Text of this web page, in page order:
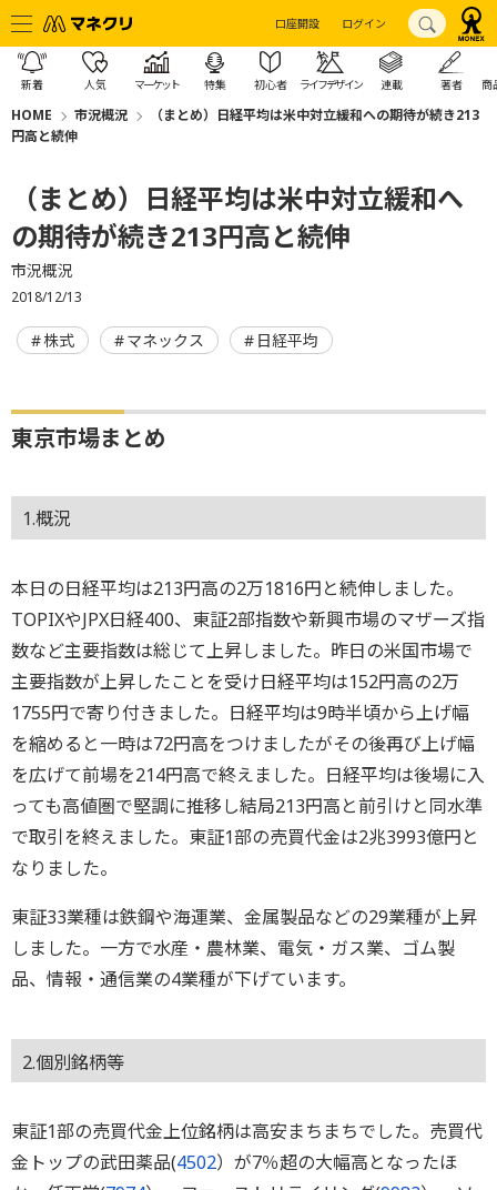
口座開設 ログイン
新着 人気 マーケット 特集 初心者 ライフデザイン 連載 著者 商
HOME 市況概況
（まとめ）日経平均は米中対立緩和への期待が続き213
円高と続伸
（まとめ）日経平均は米中対立緩和へ
の期待が続き213円高と続伸
市況概況
2018/12/13
株式 マネックス 日経平均
東京市場まとめ
1.概況
本日の日経平均は213円高の2万1816円と続伸しました。
TOPIXやJPX日経400、東証2部指数や新興市場のマザーズ指
数など主要指数は総じて上昇しました。昨日の米国市場で
主要指数が上昇したことを受け日経平均は152円高の2万
1755円で寄り付きました。日経平均は9時半頃から上げ幅
を縮めると一時は72円高をつけましたがその後再び上げ幅
を広げて前場を214円高で終えました。日経平均は後場に入
っても高値圏で堅調に推移し結局213円高と前引けと同水準
で取引を終えました。東証1部の売買代金は2兆3993億円と
なりました。
東証33業種は鉄鋼や海運業、金属製品などの29業種が上昇
しました。一方で水産・農林業、電気・ガス業、ゴム製
品、情報・通信業の4業種が下げています。
2.個別銘柄等
東証1部の売買代金上位銘柄は高安まちまちでした。売買代
金トップの武田薬品(4502）が7％超の大幅高となったほ